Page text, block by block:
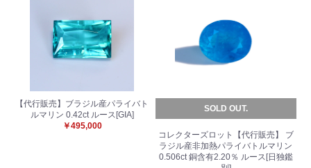
【代行販売】ブラジル産パライバト
ルマリン 0.42ct ルース[GIA]
￥495,000
SOLD OUT.
コレクターズロット【代行販売】 ブ
ラジル産非加熱パライバトルマリン
0.506ct 銅含有2.20％ ルース[日独鑑